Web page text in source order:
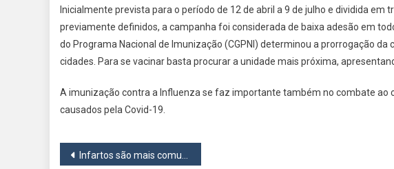
Será
Aberta
A
Todos
Públicos
Inicialmente prevista para o período de 12 de abril a 9 de julho e dividida
previamente definidos, a campanha foi considerada de baixa adesão em
do Programa Nacional de Imunização (CGPNI) determinou a prorrogação
cidades. Para se vacinar basta procurar a unidade mais próxima,
A imunização contra a Influenza se faz importante também no combate ao
causados pela Covid-19.
Navegação
Infartos são mais comuns nas segundas-feiras, indica estudo